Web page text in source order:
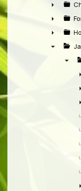
►
►
►
►
►